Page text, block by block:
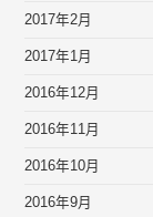
2017年2月
2017年1月
2016年12月
2016年11月
2016年10月
2016年9月